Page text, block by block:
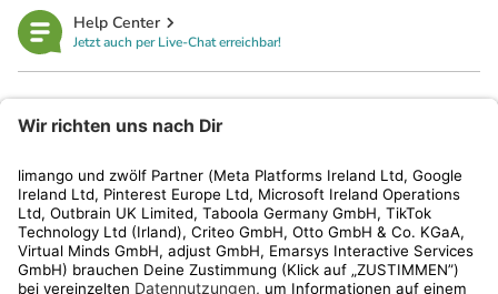
Help Center
Jetzt auch per Live-Chat erreichbar!
Kundenservice
Shop